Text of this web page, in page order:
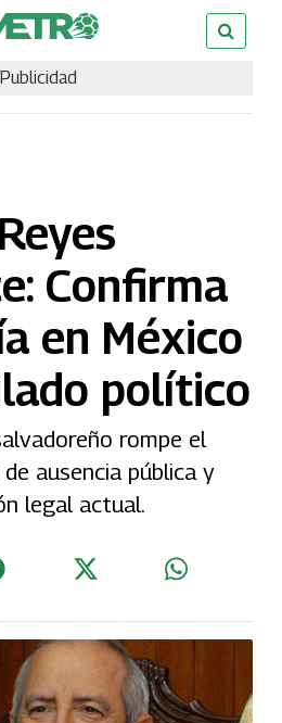
Publicidad
Confirma
en México
político
rompe el
ausencia pública y
legal actual.